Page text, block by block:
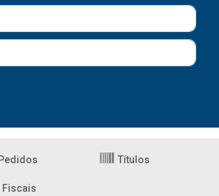
Títulos
Fiscais